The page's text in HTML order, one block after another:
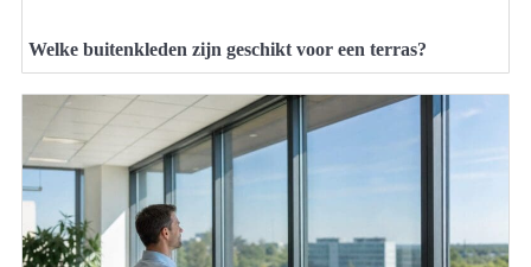
Welke buitenkleden zijn geschikt voor een terras?